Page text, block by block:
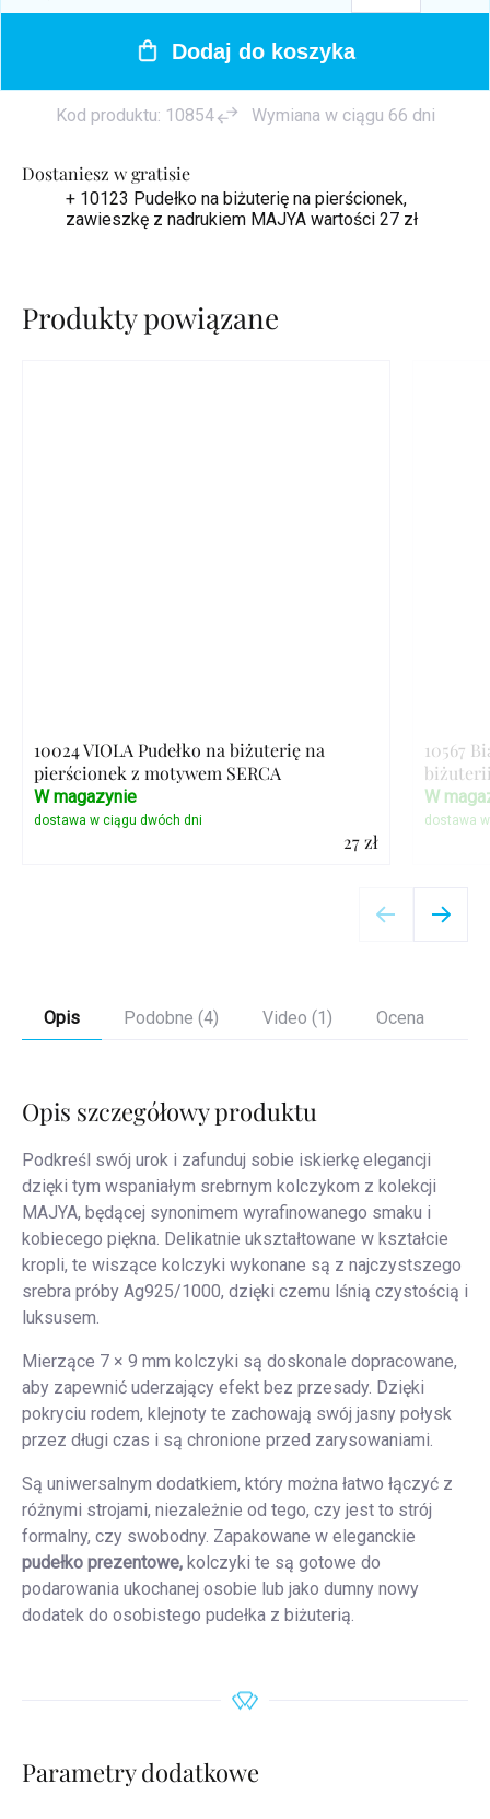
Dostaniesz w gratisie
+ 10123 Pudełko na biżuterię na pierścionek,
zawieszkę z nadrukiem MAJYA wartości 27 zł
Cena
Dodaj do koszyka
Kod produktu: 10854 Wymiana w ciągu 66 dni
Produkty powiązane
10024 VIOLA Pudełko na biżuterię na
pierścionek z motywem SERCA
27 zł
W magazynie
10567
W
Opis Podobne (4) Video (1) Ocena
Opis szczegółowy produktu
Podkreśl swój urok i zafunduj sobie iskierkę elegancji
dzięki tym wspaniałym srebrnym kolczykom z kolekcji
MAJYA, będącej synonimem wyrafinowanego smaku i
kobiecego piękna. Delikatnie ukształtowane w kształcie
kropli, te wiszące kolczyki wykonane są z najczystszego
srebra próby Ag925/1000, dzięki czemu lśnią czystością i
luksusem.
Mierzące 7 × 9 mm kolczyki są doskonale dopracowane,
aby zapewnić uderzający efekt bez przesady. Dzięki
pokryciu rodem, klejnoty te zachowają swój jasny połysk
przez długi czas i są chronione przed zarysowaniami.
Są uniwersalnym dodatkiem, który można łatwo łączyć z
różnymi strojami, niezależnie od tego, czy jest to strój
formalny, czy swobodny. Zapakowane w eleganckie
pudełko prezentowe, kolczyki te są gotowe do
podarowania ukochanej osobie lub jako dumny nowy
dodatek do osobistego pudełka z biżuterią.
Parametry dodatkowe